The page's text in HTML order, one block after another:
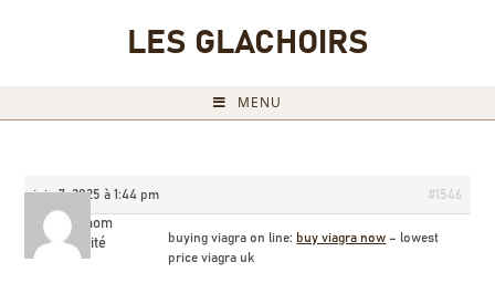
LES GLACHOIRS
MENU
juin 7, 2025 à 1:44 pm #1546
Briannom
Invité
buying viagra on line: buy viagra now – lowest
price viagra uk